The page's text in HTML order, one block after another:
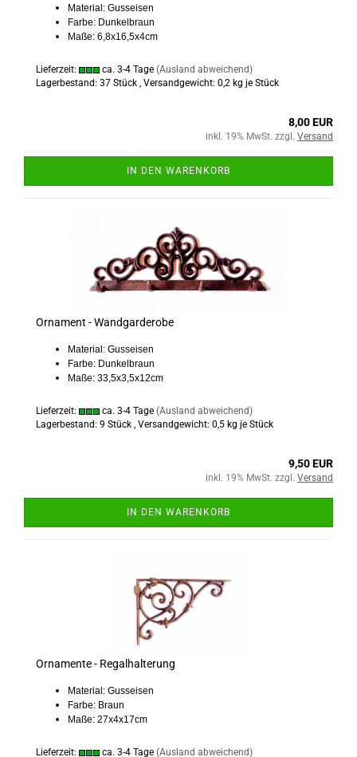
Material: Gusseisen
Farbe: Dunkelbraun
Maße: 6,8x16,5x4cm
Lieferzeit: ca. 3-4 Tage (Ausland abweichend)
Lagerbestand: 37 Stück , Versandgewicht: 0,2 kg je Stück
8,00 EUR
inkl. 19% MwSt. zzgl. Versand
IN DEN WARENKORB
Ornament - Wandgarderobe
Material: Gusseisen
Farbe: Dunkelbraun
Maße: 33,5x3,5x12cm
Lieferzeit: ca. 3-4 Tage (Ausland abweichend)
Lagerbestand: 9 Stück , Versandgewicht: 0,5 kg je Stück
9,50 EUR
inkl. 19% MwSt. zzgl. Versand
IN DEN WARENKORB
Ornamente - Regalhalterung
Material: Gusseisen
Farbe: Braun
Maße: 27x4x17cm
Lieferzeit: ca. 3-4 Tage (Ausland abweichend)